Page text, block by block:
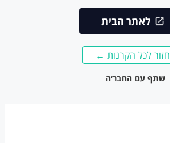
לאתר הבית
חזור לכל הקרנות ←
שתף עם החבר׳ה